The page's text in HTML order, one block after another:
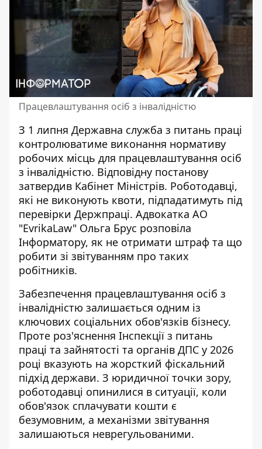
Працевлаштування осіб з інвалідністю
З 1 липня Державна служба з питань праці
контролюватиме виконання нормативу
робочих місць для працевлаштування осіб
з інвалідністю. Відповідну постанову
затвердив Кабінет Міністрів. Роботодавці,
які не виконують квоти, підпадатимуть під
перевірки Держпраці. Адвокатка АО
"EvrikaLaw" Ольга Брус розповіла
Інформатору, як не отримати штраф та що
робити зі звітуванням про таких
робітників.
Забезпечення працевлаштування осіб з
інвалідністю залишається одним із
ключових соціальних обов'язків бізнесу.
Проте роз'яснення Інспекції з питань
праці та зайнятості та органів ДПС у 2026
році вказують на жорсткий фіскальний
підхід держави. З юридичної точки зору,
роботодавці опинилися в ситуації, коли
обов'язок сплачувати кошти є
безумовним, а механізми звітування
залишаються неврегульованими.